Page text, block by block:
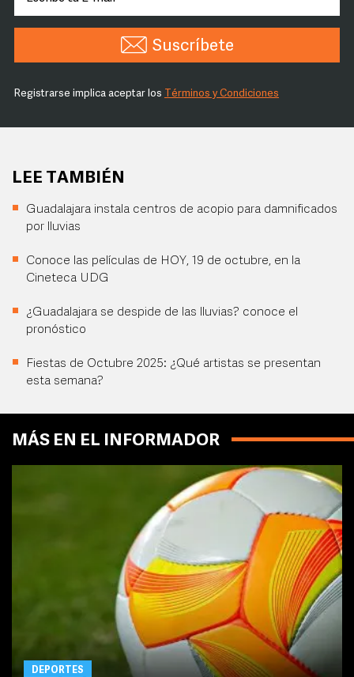
Suscríbete
Registrarse implica aceptar los Términos y Condiciones
LEE TAMBIÉN
Guadalajara instala centros de acopio para damnificados
por lluvias
Conoce las películas de HOY, 19 de octubre, en la
Cineteca UDG
¿Guadalajara se despide de las lluvias? conoce el
pronóstico
Fiestas de Octubre 2025: ¿Qué artistas se presentan
esta semana?
MÁS EN EL INFORMADOR
DEPORTES